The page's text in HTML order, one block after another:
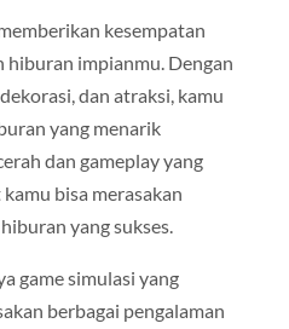
kesempatan
impianmu. Dengan
dan atraksi, kamu
yang menarik
dan gameplay yang
bisa merasakan
yang sukses.
game simulasi yang
berbagai pengalaman